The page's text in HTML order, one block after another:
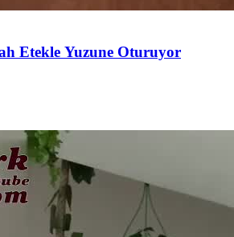
Etekle Yuzune Oturuyor